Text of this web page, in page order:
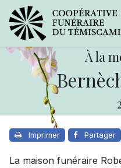
À la
Imprimer Partager
La maison funéraire